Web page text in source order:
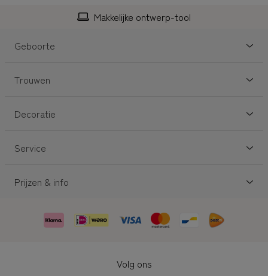
Personaliseerbaar
Geboorte
Trouwen
Decoratie
Service
Prijzen & info
Volg ons